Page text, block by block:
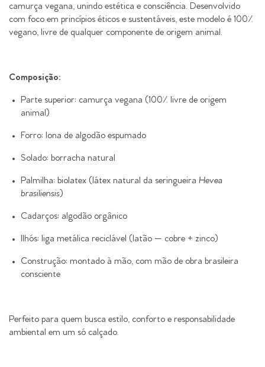
camurça vegana, unindo estética e consciência. Desenvolvido
com foco em princípios éticos e sustentáveis, este modelo é 100%
vegano, livre de qualquer componente de origem animal.
Composição:
Parte superior: camurça vegana (100% livre de origem
animal)
Forro: lona de algodão espumado
Solado: borracha natural
Palmilha: biolatex (látex natural da seringueira Hevea
brasiliensis)
Cadarços: algodão orgânico
Ilhós: liga metálica reciclável (latão — cobre + zinco)
Construção: montado à mão, com mão de obra brasileira
consciente
Perfeito para quem busca estilo, conforto e responsabilidade
ambiental em um só calçado.